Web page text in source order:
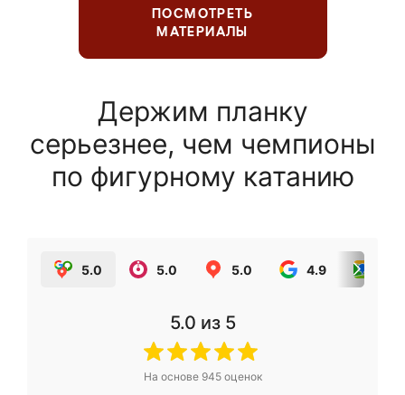
ПОСМОТРЕТЬ
МАТЕРИАЛЫ
Держим планку
серьезнее, чем чемпионы
по фигурному катанию
5.0 5.0 5.0 4.9
5.0 из 5
На основе 945оценок